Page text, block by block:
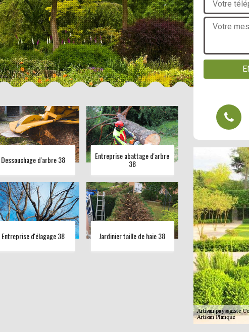
Dessouchage d'arbre 38 Entreprise abattage d'arbre
38
Entreprise d'élagage 38 Jardinier taille de haie 38